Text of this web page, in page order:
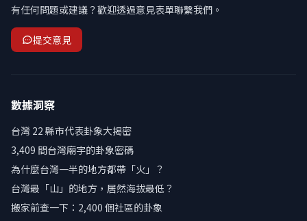
有任何問題或建議？歡迎透過意見表單聯繫我們。
提交意見
數據洞察
台灣 22 縣市代表卦象大揭密
3,409 間台灣廟宇的卦象密碼
為什麼台灣一半的地方都帶「火」？
台灣最「山」的地方，居然海拔最低？
搬家前查一下：2,400 個社區的卦象